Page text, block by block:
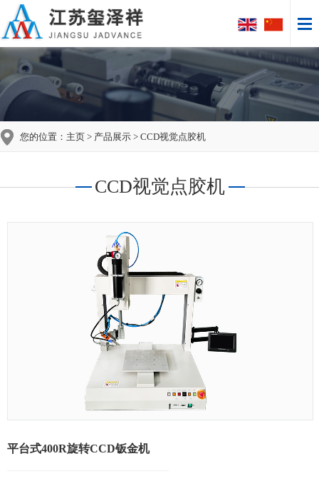
您的位置： 主页 > 产品展示 > CCD视觉点胶机
CCD视觉点胶机
平台式400R旋转CCD钣金机